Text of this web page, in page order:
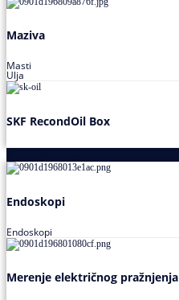
Maziva
Masti
Ulja
SKF RecondOil Box
Endoskopi
Endoskopi
Merenje električnog pražnjenja